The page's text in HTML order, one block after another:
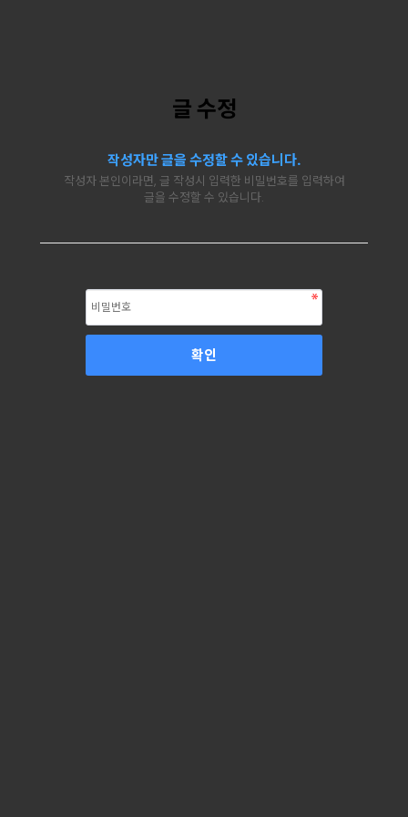
글 수정
작성자만 글을 수정할 수 있습니다.
작성자 본인이라면, 글 작성시 입력한 비밀번호를 입력하여
글을 수정할 수 있습니다.